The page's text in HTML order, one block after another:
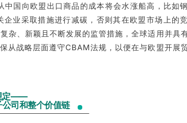
国向欧盟出口商品的成本将会水涨船高，比如
企业采取措施进行减碳，否则其在欧盟市场上的
杂、新颖且不断发展的监管措施，全球适用并具有
从战略层面遵守CBAM法规，以便在与欧盟开展
定——
司和整个价值链